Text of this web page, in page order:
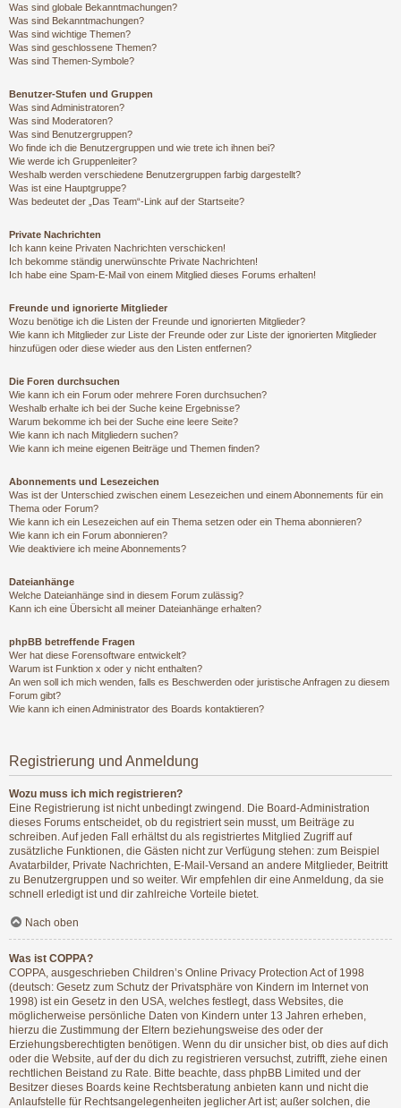
Was sind globale Bekanntmachungen?
Was sind Bekanntmachungen?
Was sind wichtige Themen?
Was sind geschlossene Themen?
Was sind Themen-Symbole?
Benutzer-Stufen und Gruppen
Was sind Administratoren?
Was sind Moderatoren?
Was sind Benutzergruppen?
Wo finde ich die Benutzergruppen und wie trete ich ihnen bei?
Wie werde ich Gruppenleiter?
Weshalb werden verschiedene Benutzergruppen farbig dargestellt?
Was ist eine Hauptgruppe?
Was bedeutet der „Das Team“-Link auf der Startseite?
Private Nachrichten
Ich kann keine Privaten Nachrichten verschicken!
Ich bekomme ständig unerwünschte Private Nachrichten!
Ich habe eine Spam-E-Mail von einem Mitglied dieses Forums erhalten!
Freunde und ignorierte Mitglieder
Wozu benötige ich die Listen der Freunde und ignorierten Mitglieder?
Wie kann ich Mitglieder zur Liste der Freunde oder zur Liste der ignorierten Mitglieder
hinzufügen oder diese wieder aus den Listen entfernen?
Die Foren durchsuchen
Wie kann ich ein Forum oder mehrere Foren durchsuchen?
Weshalb erhalte ich bei der Suche keine Ergebnisse?
Warum bekomme ich bei der Suche eine leere Seite?
Wie kann ich nach Mitgliedern suchen?
Wie kann ich meine eigenen Beiträge und Themen finden?
Abonnements und Lesezeichen
Was ist der Unterschied zwischen einem Lesezeichen und einem Abonnements für ein
Thema oder Forum?
Wie kann ich ein Lesezeichen auf ein Thema setzen oder ein Thema abonnieren?
Wie kann ich ein Forum abonnieren?
Wie deaktiviere ich meine Abonnements?
Dateianhänge
Welche Dateianhänge sind in diesem Forum zulässig?
Kann ich eine Übersicht all meiner Dateianhänge erhalten?
phpBB betreffende Fragen
Wer hat diese Forensoftware entwickelt?
Warum ist Funktion x oder y nicht enthalten?
An wen soll ich mich wenden, falls es Beschwerden oder juristische Anfragen zu diesem
Forum gibt?
Wie kann ich einen Administrator des Boards kontaktieren?
Registrierung und Anmeldung
Wozu muss ich mich registrieren?
Eine Registrierung ist nicht unbedingt zwingend. Die Board-Administration
dieses Forums entscheidet, ob du registriert sein musst, um Beiträge zu
schreiben. Auf jeden Fall erhältst du als registriertes Mitglied Zugriff auf
zusätzliche Funktionen, die Gästen nicht zur Verfügung stehen: zum Beispiel
Avatarbilder, Private Nachrichten, E-Mail-Versand an andere Mitglieder, Beitritt
zu Benutzergruppen und so weiter. Wir empfehlen dir eine Anmeldung, da sie
schnell erledigt ist und dir zahlreiche Vorteile bietet.
Nach oben
Was ist COPPA?
COPPA, ausgeschrieben Children’s Online Privacy Protection Act of 1998
(deutsch: Gesetz zum Schutz der Privatsphäre von Kindern im Internet von
1998) ist ein Gesetz in den USA, welches festlegt, dass Websites, die
möglicherweise persönliche Daten von Kindern unter 13 Jahren erheben,
hierzu die Zustimmung der Eltern beziehungsweise des oder der
Erziehungsberechtigten benötigen. Wenn du dir unsicher bist, ob dies auf dich
oder die Website, auf der du dich zu registrieren versuchst, zutrifft, ziehe einen
rechtlichen Beistand zu Rate. Bitte beachte, dass phpBB Limited und der
Besitzer dieses Boards keine Rechtsberatung anbieten kann und nicht die
Anlaufstelle für Rechtsangelegenheiten jeglicher Art ist; außer solchen, die